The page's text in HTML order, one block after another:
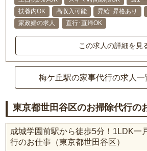
扶養内OK
高収入可能 昇給･昇格あり
家政婦の求人
直行･直帰OK
この求人の詳細を見
梅ケ丘駅の家事代行の求人一
東京都世田谷区のお掃除代行の
成城学園前駅から徒歩5分！1LDK一
行のお仕事（東京都世田谷区）